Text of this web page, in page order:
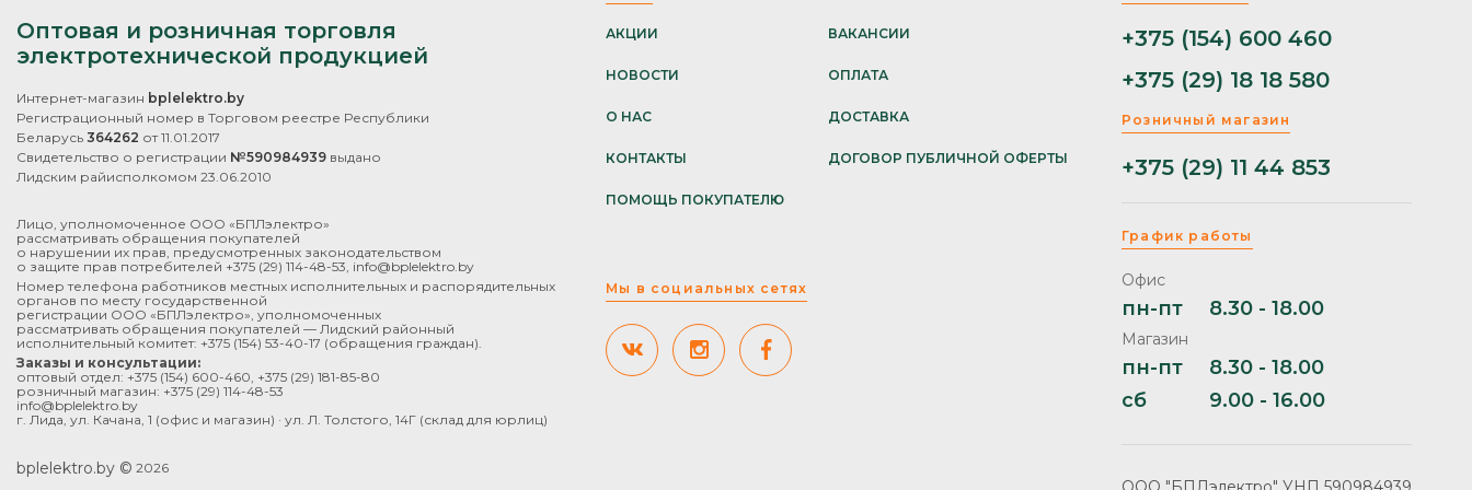
Оптовая и розничная торговля
электротехнической продукцией
Интернет-магазин bplelektro.by
Регистрационный номер в Торговом реестре Республики
Беларусь 364262 от 11.01.2017
Свидетельство о регистрации №590984939 выдано
Лидским райисполкомом 23.06.2010
Лицо, уполномоченное ООО «БПЛэлектро»
рассматривать обращения покупателей
о нарушении их прав, предусмотренных законодательством
о защите прав потребителей +375 (29) 114-48-53 info@bplelektro.by
Номер телефона работников местных исполнительных и распорядительных
органов по месту государственной
регистрации ООО «БПЛэлектро», уполномоченных
рассматривать обращения покупателей — Лидский районный
исполнительный комитет: +375 (154) 53-40-17 (обращения граждан).
Заказы и консультации:
оптовый отдел: +375 (154) 600-460 +375 (29) 181-85-80
розничный магазин: +375 (29) 114-48-53
info@bplelektro.by
г. Лида, ул. Качана, 1 (офис и магазин) · ул. Л. Толстого, 14Г (склад для юрлиц)
bplelektro.by © 2026
АКЦИИ
НОВОСТИ
О НАС
КОНТАКТЫ
ПОМОЩЬ ПОКУПАТЕЛЮ
ВАКАНСИИ
ОПЛАТА
ДОСТАВКА
ДОГОВОР ПУБЛИЧНОЙ ОФЕРТЫ
Мы в социальных сетях
+375 (154) 600 460
+375 (29) 18 18 580
Розничный магазин
+375 (29) 11 44 853
График работы
Офис
пн-пт 8.30 - 18.00
Магазин
пн-пт
8.30 - 18.00
сб
9.00 - 16.00